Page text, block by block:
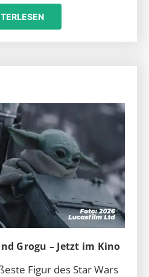
Grogu – Jetzt im Kino
Figur des Star Wars